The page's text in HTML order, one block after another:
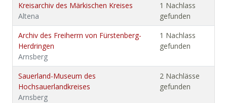
Kreisarchiv des Märkischen Kreises
Altena
1 Nachlass
gefunden
Archiv des Freiherrn von Fürstenberg-
Herdringen
Arnsberg
1 Nachlass
gefunden
Sauerland-Museum des
Hochsauerlandkreises
Arnsberg
2 Nachlässe
gefunden